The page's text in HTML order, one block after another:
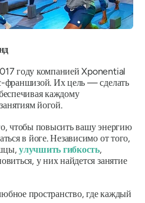
году компанией Xponential
франшизой. Их цель — сделать
каждому
йогой.
чтобы повысить вашу энергию
в йоге. Независимо от того,
улучшить гибкость,
у них найдется занятие
пространство, где каждый